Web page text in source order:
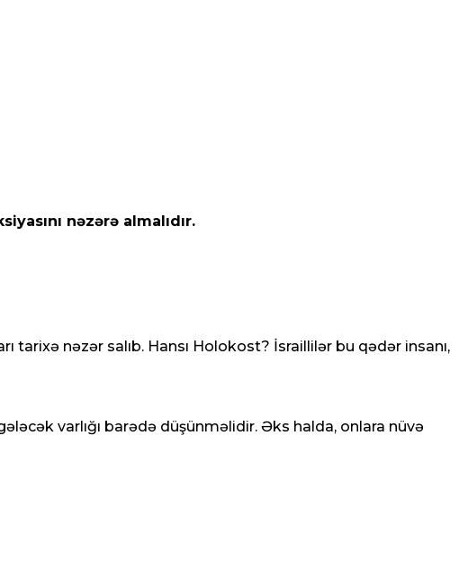
nəzərə almalıdır.
tarixə nəzər salıb. Hansı Holokost? İsraillilər bu qədər insanı,
varlığı barədə düşünməlidir. Əks halda, onlara nüvə